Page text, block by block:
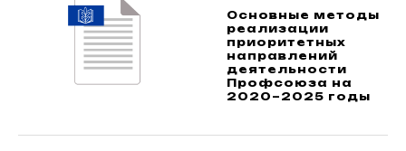
Основные методы
реализации
приоритетных
направлений
деятельности
Профсоюза на
2020–2025 годы